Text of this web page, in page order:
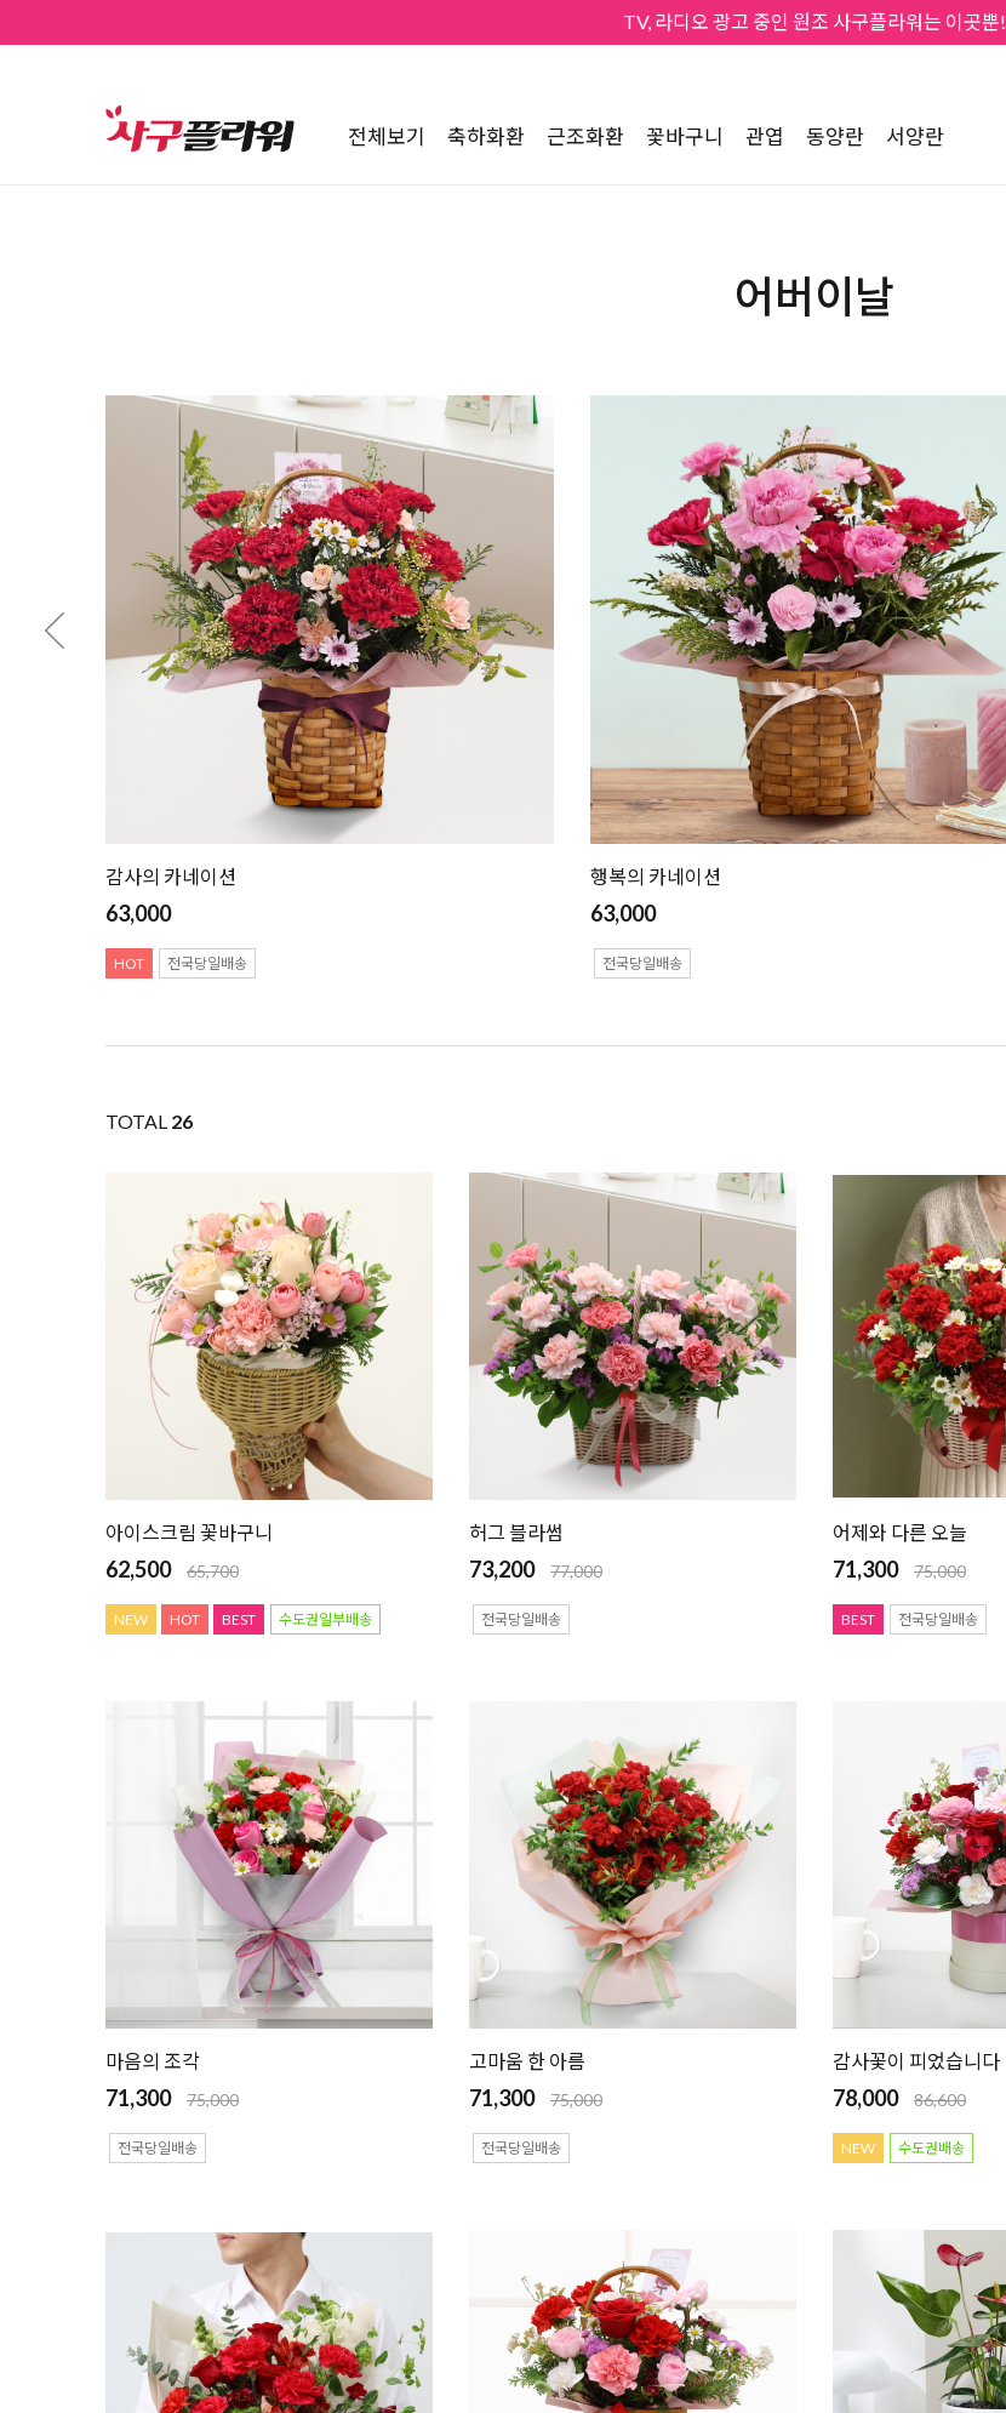
TV, 라디오 광고 중인 원조 사구플라워는 이곳뿐!
전체보기 축하화환 근조화환 꽃바구니 관엽 동양란 서양란
어버이날
감사의 카네이션
63,000
HOT 전국당일배송
행복의 카네이션
63,000
전국당일배송
TOTAL 26
아이스크림 꽃바구니
62,500 65,700
NEW HOT BEST 수도권일부배송
허그 블라썸
73,200 77,000
전국당일배송
어제와 다른 오늘
71,300 75,000
BEST 전국당일배송
마음의 조각
71,300 75,000
전국당일배송
고마움 한 아름
71,300 75,000
전국당일배송
감사꽃이 피었습니다
78,000 86,600
NEW 수도권배송